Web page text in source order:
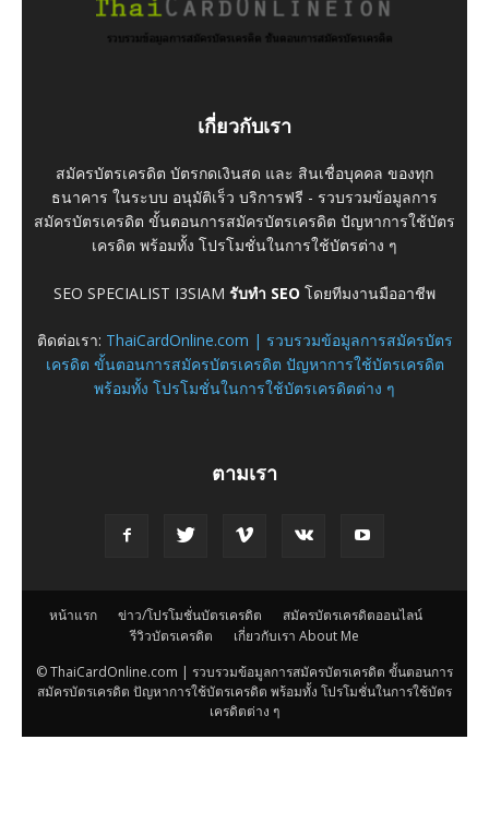
เกี่ยวกับเรา
สมัครบัตรเครดิต บัตรกดเงินสด และ สินเชื่อบุคคล ของทุก
ธนาคาร ในระบบ อนุมัติเร็ว บริการฟรี - รวบรวมข้อมูลการ
สมัครบัตรเครดิต ขั้นตอนการสมัครบัตรเครดิต ปัญหาการใช้บัตร
เครดิต พร้อมทั้ง โปรโมชั่นในการใช้บัตรต่าง ๆ
SEO SPECIALIST I3SIAM รับทำ SEO โดยทีมงานมืออาชีพ
ติดต่อเรา: ThaiCardOnline.com | รวบรวมข้อมูลการสมัครบัตร
เครดิต ขั้นตอนการสมัครบัตรเครดิต ปัญหาการใช้บัตรเครดิต
พร้อมทั้ง โปรโมชั่นในการใช้บัตรเครดิตต่าง ๆ
ตามเรา
หน้าแรก ข่าว/โปรโมชั่นบัตรเครดิต
สมัครบัตรเครดิตออนไลน์
รีวิวบัตรเครดิต
เกี่ยวกับเรา About Me
© ThaiCardOnline.com | รวบรวมข้อมูลการสมัครบัตรเครดิต ขั้นตอนการ
สมัครบัตรเครดิต ปัญหาการใช้บัตรเครดิต พร้อมทั้ง โปรโมชั่นในการใช้บัตร
เครดิตต่าง ๆ